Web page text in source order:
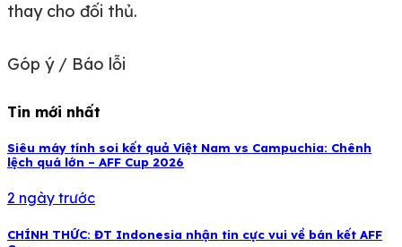
thay cho đối thủ.
Góp ý / Báo lỗi
Tin mới nhất
Siêu máy tính soi kết quả Việt Nam vs Campuchia: Chênh
lệch quá lớn – AFF Cup 2026
2 ngày trước
CHÍNH THỨC: ĐT Indonesia nhận tin cực vui về bán kết AFF